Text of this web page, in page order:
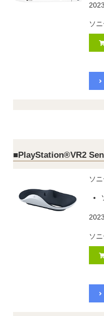
ソ
■PlayStation®VR2
ソ
ソ